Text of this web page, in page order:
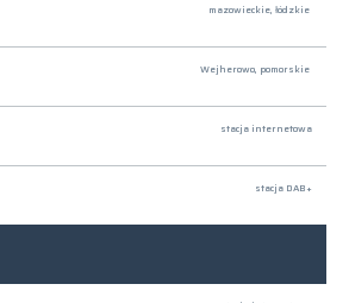
mazowieckie, łódzkie
Wejherowo, pomorskie
stacja internetowa
stacja DAB+